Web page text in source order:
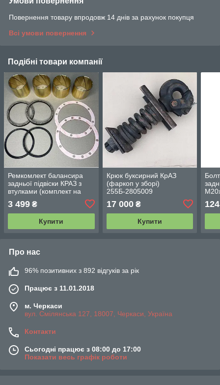
Повернення товару впродовж 14 днів за рахунок покупця
Всі умови повернення
Подібні товари компанії
Ремкомлект балансира
задньої підвіски КРАЗ з
втулками (комплект на
машину 4 найменування
10 поз) 255Б-3104046-01
3 499 ₴
Купити
Крюк буксирний КрАЗ
(фаркоп у зборі)
255Б-2805009
17 000₴
Купити
124
Про нас
96% позитивних з 892 відгуків за рік
Працює з 11.01.2018
м. Черкаси
вул. Смілянська 127, 18007, Черкаси, Україна
Контакти
Сьогодні працює з 08:00 до 17:00
Показати весь графік роботи